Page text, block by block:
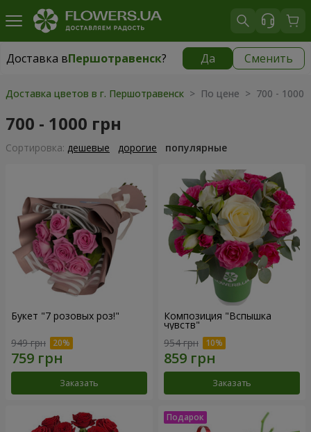
Доставка вПершотравенск? Да Сменить
Доставка вПершотравенск| 1334 грн
Доставка цветов в г. Першотравенск > По цене > 700 - 1000
700 - 1000 грн
Cортировка: дешевые дорогие популярные
Букет "7 розовых роз!"
949 грн
Заказать
Композиция "Вспышка
чувств"
954 грн
Заказать